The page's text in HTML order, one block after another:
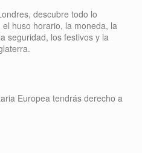
descubre todo lo
huso horario, la moneda, la
seguridad, los festivos y la
Europea tendrás derecho a